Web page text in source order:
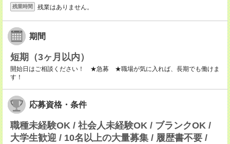
残業時間 残業はありません。
期間
短期（3ヶ月以内）
開始日はご相談ください！ ★急募 ★職場が気に入れば、長期でも働けま
す！
応募資格・条件
職種未経験OK / 社会人未経験OK / ブランクOK /
大学生歓迎 / 10名以上の大量募集 / 履歴書不要 /